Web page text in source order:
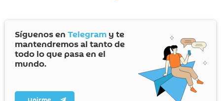
Síguenos en Telegram y te
mantendremos al tanto de
todo lo que pasa en el
mundo.